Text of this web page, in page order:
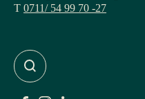
T 0711/ 54 99 70 -27